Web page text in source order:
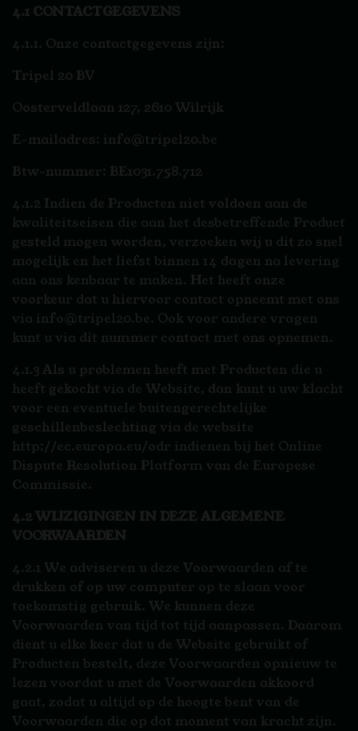
4.1 CONTACTGEGEVENS
4.1.1. Onze contactgegevens zijn:
Tripel 20 BV
Oosterveldlaan 127, 2610 Wilrijk
E-mailadres: info@tripel20.be
Btw-nummer: BE1031.758.712
4.1.2 Indien de Producten niet voldoen aan de
kwaliteitseisen die aan het desbetreffende Product
gesteld mogen worden, verzoeken wij u dit zo snel
mogelijk en het liefst binnen 14 dagen na levering
aan ons kenbaar te maken. Het heeft onze
voorkeur dat u hiervoor contact opneemt met ons
via info@tripel20.be. Ook voor andere vragen
kunt u via dit nummer contact met ons opnemen.
4.1.3 Als u problemen heeft met Producten die u
heeft gekocht via de Website, dan kunt u uw klacht
voor een eventuele buitengerechtelijke
geschillenbeslechting via de website
http://ec.europa.eu/odr indienen bij het Online
Dispute Resolution Platform van de Europese
Commissie.
4.2 WIJZIGINGEN IN DEZE ALGEMENE
VOORWAARDEN
4.2.1 We adviseren u deze Voorwaarden af te
drukken of op uw computer op te slaan voor
toekomstig gebruik. We kunnen deze
Voorwaarden van tijd tot tijd aanpassen. Daarom
dient u elke keer dat u de Website gebruikt of
Producten bestelt, deze Voorwaarden opnieuw te
lezen voordat u met de Voorwaarden akkoord
gaat, zodat u altijd op de hoogte bent van de
Voorwaarden die op dat moment van kracht zijn.